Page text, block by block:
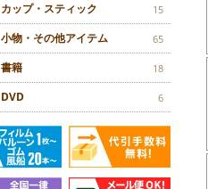
カップ・スティック 15
小物・その他アイテム 65
書籍 18
DVD 6